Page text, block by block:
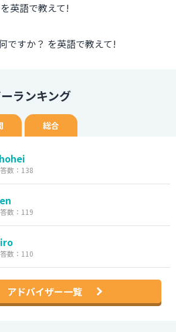
英語で教えて!
ですか？ を英語で教えて!
ランキング
総合
数：138
数：119
数：110
アドバイザー一覧